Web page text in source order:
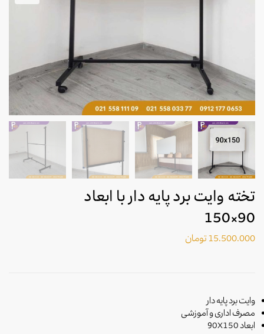
تخته وایت برد پایه دار با ابعاد
90×150
15.500.000تومان
وایت برد پایه دار
مصرف اداری و آموزشی
ابعاد 90X150